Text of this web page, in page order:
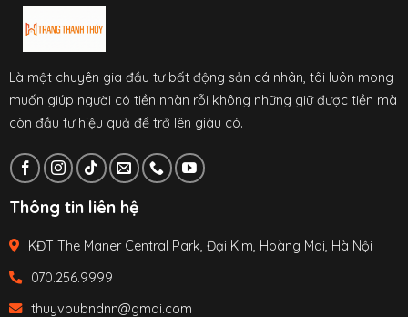
Là một chuyên gia đầu tư bất động sản cá nhân, tôi luôn mong
muốn giúp người có tiền nhàn rỗi không những giữ được tiền mà
còn đầu tư hiệu quả để trở lên giàu có.
Thông tin liên hệ
KĐT The Maner Central Park, Đại Kim, Hoàng Mai, Hà Nội
070.256.9999
thuyvpubndnn@gmai.com